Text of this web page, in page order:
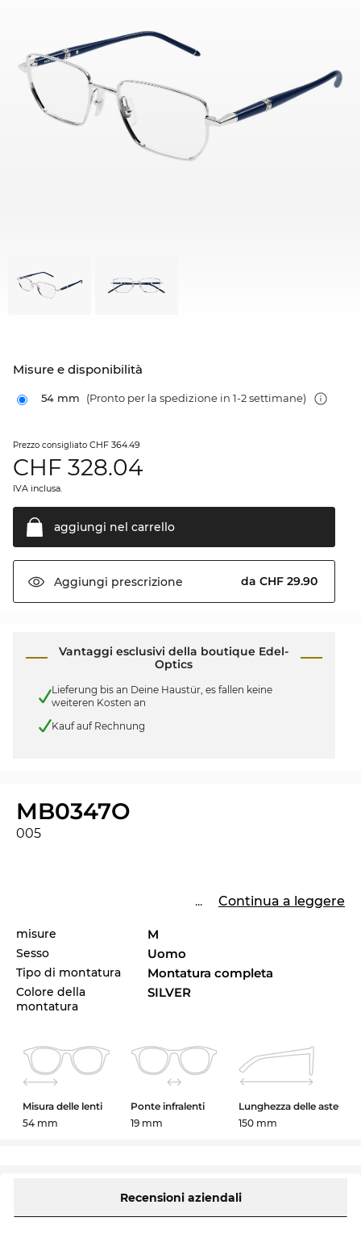
Misure e disponibilità
54 mm (Pronto per la spedizione in 1-2 settimane)
Prezzo consigliato CHF 364.49
CHF 328.04
IVA inclusa.
aggiungi nel carrello
Aggiungi prescrizione da CHF 29.90
Vantaggi esclusivi della boutique Edel-
Optics
Lieferung bis an Deine Haustür, es fallen keine
weiteren Kosten an
Kauf auf Rechnung
MB0347O
005
... Continua a leggere
misure M
Sesso Uomo
Tipo di montatura Montatura completa
Colore della
montatura
SILVER
Misura delle lenti
54 mm
Ponte infralenti
19 mm
Lunghezza delle aste
150 mm
Recensioni aziendali